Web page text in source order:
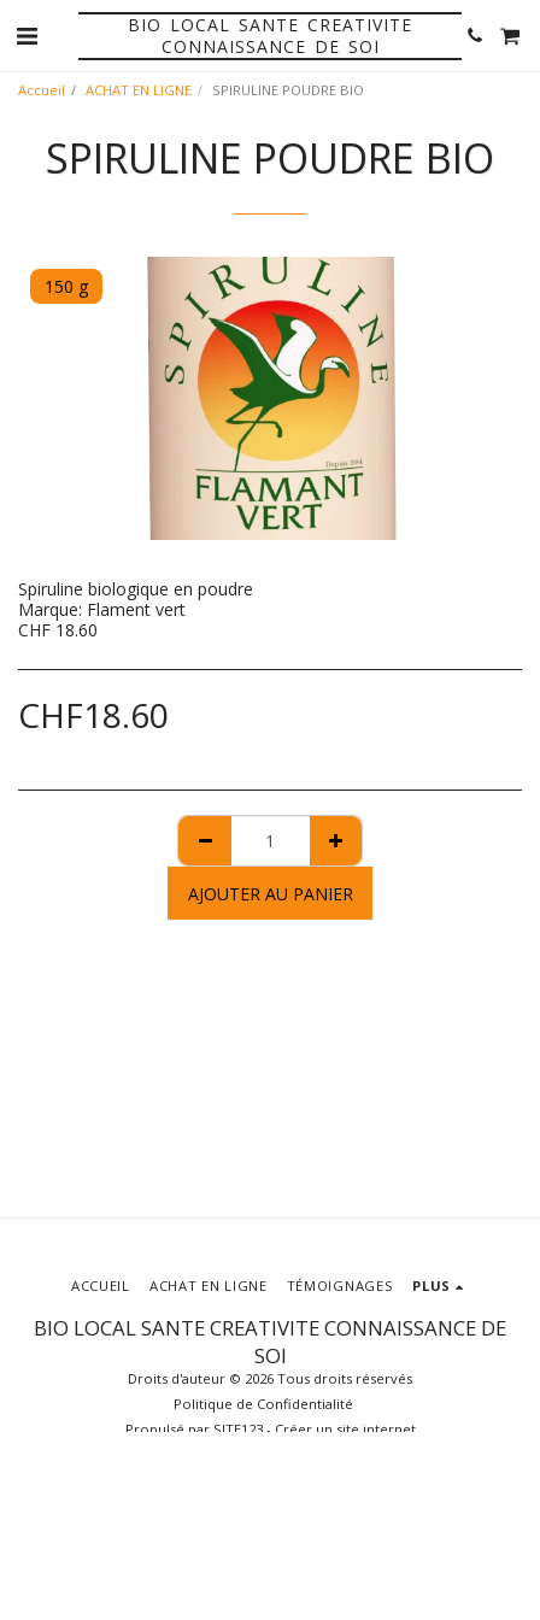
BIO LOCAL SANTE CREATIVITE
CONNAISSANCE DE SOI
Accueil ACHAT EN LIGNE SPIRULINE POUDRE BIO
SPIRULINE POUDRE BIO
150 g
Spiruline biologique en poudre
Marque: Flament vert
CHF 18.60
CHF18.60
AJOUTER AU PANIER
BIO LOCAL SANTE CREATIVITE CONNAISSANCE DE
SOI
Droits d'auteur © 2026 Tous droits réservés
Politique de Confidentialité
Propulsé par SITE123- Créer un site internet
ACCUEIL ACHAT EN LIGNE TÉMOIGNAGES PLUS